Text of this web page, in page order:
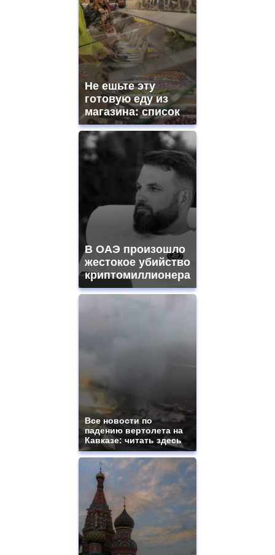
Не ешьте эту
готовую еду из
магазина: список
В ОАЭ произошло
жестокое убийство
криптомиллионера
Все новости по
падению вертолета на
Кавказе: читать здесь